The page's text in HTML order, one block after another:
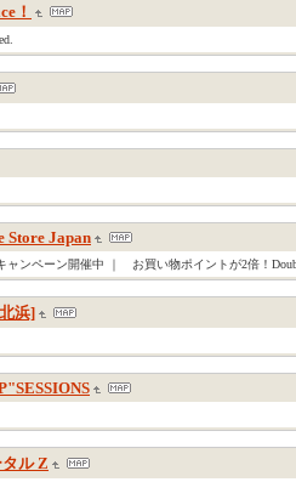
！
Store Japan
ャンペーン開催中 ｜ お買い物ポイントが2倍！
浜]
ル Z